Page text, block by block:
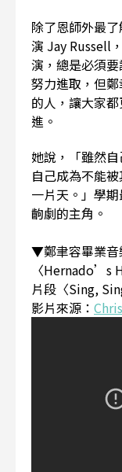
除了恩師外最
演 Jay Russell
演，總是必須
努力進取，但
的人，讓大家
進。
她說，「雖然
自己成為不能
一片天。」學
齣劇的主角。
▼鄭聿容畢業音
〈Hernado’s
片段〈Sing,
影片來源：